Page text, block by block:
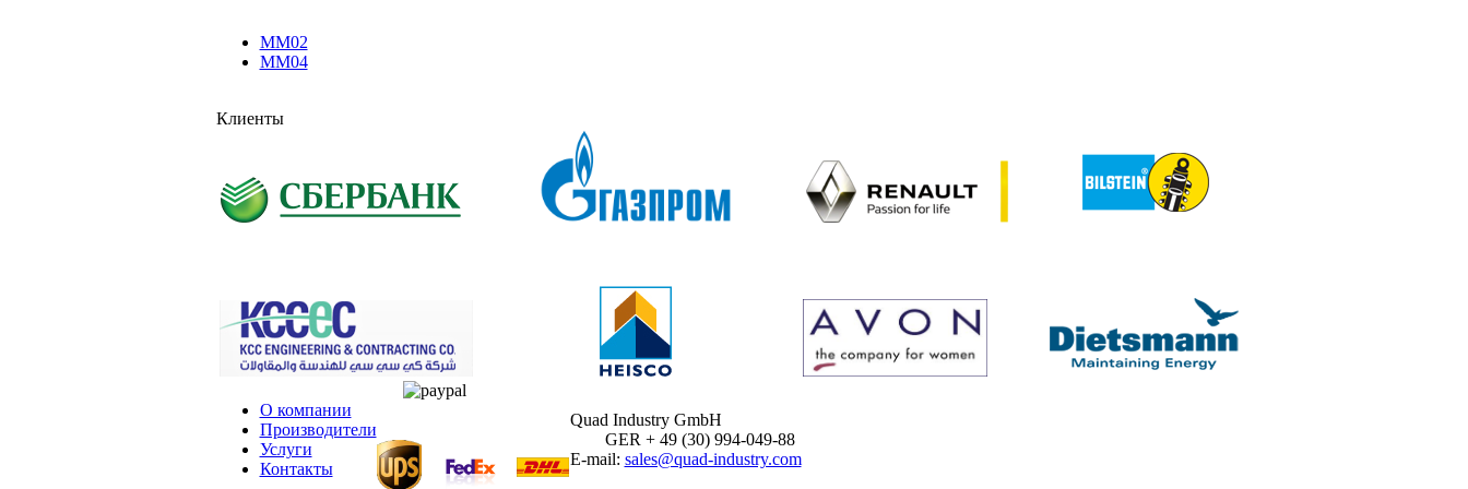
MM02
MM04
Клиенты
О компании
Производители
Услуги
Контакты
Quad Industry GmbH
GER + 49 (30) 994-049-88
E-mail: sales@quad-industry.com